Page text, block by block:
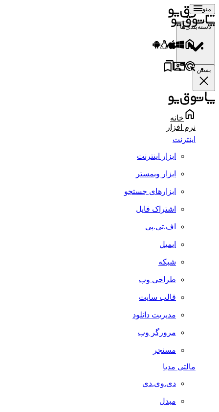
منو
دسته‌بندی‌ها
بستن
خانه
نرم افزار
اینترنت
ابزار اینترنت
ابزار وبمستر
ابزارهای جستجو
اشتراک فایل
اف.تی.پی
ایمیل
شبکه
طراحی وب
قالب سایت
مدیریت دانلود
مرورگر وب
مسنجر
مالتی مدیا
دی.وی.دی
مبدل